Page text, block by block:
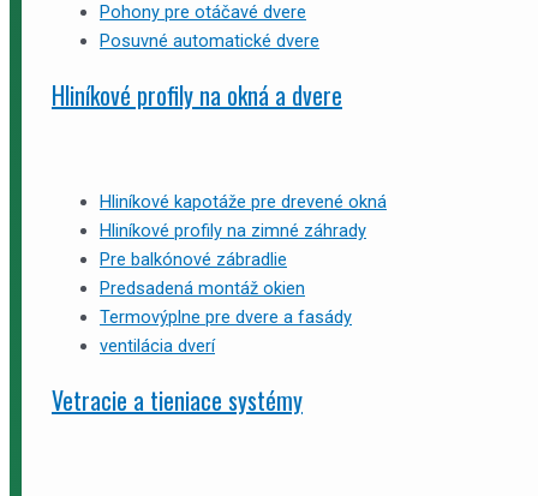
Pohony pre otáčavé dvere
Posuvné automatické dvere
Hliníkové profily na okná a dvere
Hliníkové kapotáže pre drevené okná
Hliníkové profily na zimné záhrady
Pre balkónové zábradlie
Predsadená montáž okien
Termovýplne pre dvere a fasády
ventilácia dverí
Vetracie a tieniace systémy